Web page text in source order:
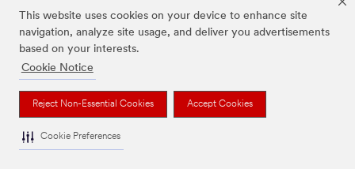
This website uses cookies on your device to enhance site
navigation, analyze site usage, and deliver you advertisements
based on your interests.
Cookie Notice
Reject Non-Essential Cookies Accept Cookies
Cookie Preferences